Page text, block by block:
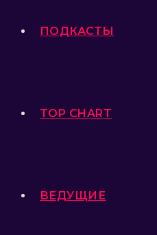
ПОДКАСТЫ
TOP CHART
ВЕДУЩИЕ